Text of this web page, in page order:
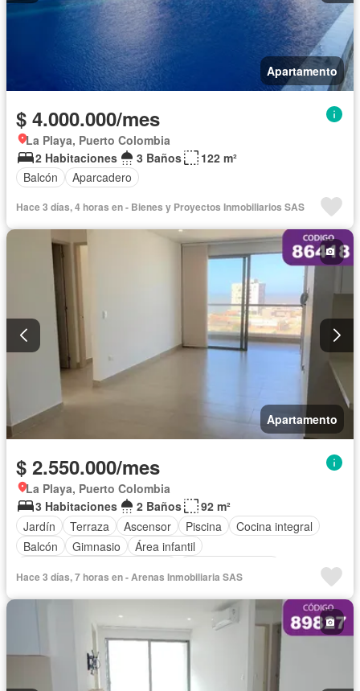
Apartamento
$ 4.000.000/mes
La Playa, Puerto Colombia
2 Habitaciones
3 Baños
122 m²
Balcón
Aparcadero
Hace 3 días, 4 horas en - Bienes y Proyectos Inmobiliarios SAS
Apartamento
$ 2.550.000/mes
La Playa, Puerto Colombia
3 Habitaciones
2 Baños
92 m²
Jardín
Terraza Ascensor Piscina
Cocina integral
Balcón
Gimnasio
Área infantil
Cocina amoblada
Barbecue Closet
Sauna
Hace 3 días, 7 horas en - Arenas Inmobiliaria SAS